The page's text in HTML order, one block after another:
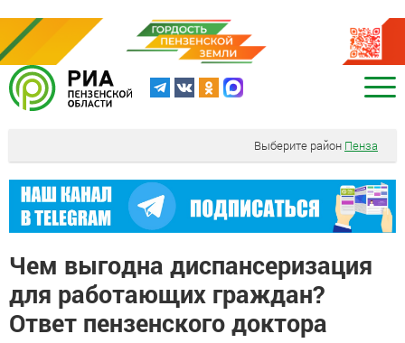
Выберите район Пенза
Чем выгодна диспансеризация
для работающих граждан?
Ответ пензенского доктора